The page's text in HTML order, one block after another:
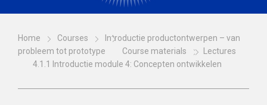
Home Courses
Introductie productontwerpen – van
probleem tot prototype
Course materials
Lectures
4.1.1 Introductie module 4: Concepten ontwikkelen